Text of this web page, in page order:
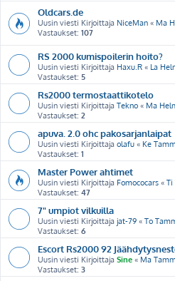
Oldcars.de
Uusin viesti Kirjoittaja NiceMan « Ma
Vastaukset: 107
RS 2000 kumispoilerin hoito?
Uusin viesti Kirjoittaja Haxu.R « La
Vastaukset: 5
Rs2000 termostaattikotelo
Uusin viesti Kirjoittaja Tekno « Ma
Vastaukset: 2
apuva. 2.0 ohc pakosarjanlaipat
Uusin viesti Kirjoittaja olafu « Ke
Vastaukset: 1
Master Power ahtimet
Uusin viesti Kirjoittaja Fomococars « Ti
Vastaukset: 47
7" umpiot vilkuilla
Uusin viesti Kirjoittaja jat-79 « To
Vastaukset: 6
Escort Rs2000 92
Uusin viesti Kirjoittaja Sine « Ma
Vastaukset: 3